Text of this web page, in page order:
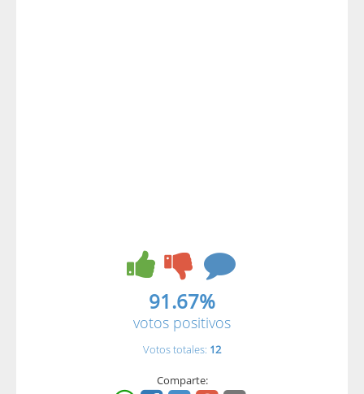
91.67%
votos positivos
Votos totales: 12
Comparte: